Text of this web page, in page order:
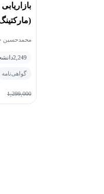
محمدحسین
2,249
گواهی‌نامه
1,299,000